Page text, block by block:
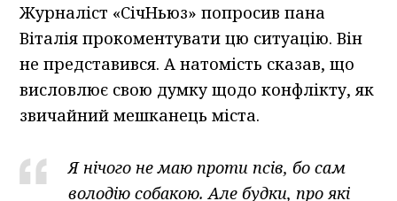
Журналіст «СічНьюз» попросив пана
Віталія прокоментувати цю ситуацію. Він
не представився. А натомість сказав, що
висловлює свою думку щодо конфлікту, як
звичайний мешканець міста.
Я нічого не маю проти псів, бо сам
володію собакою. Але будки, про які